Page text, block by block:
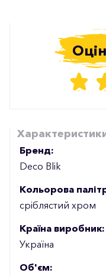
Бренд:
Deco Blik
Кольорова
сріблястий хром
Країна виробник:
Україна
Об'єм: